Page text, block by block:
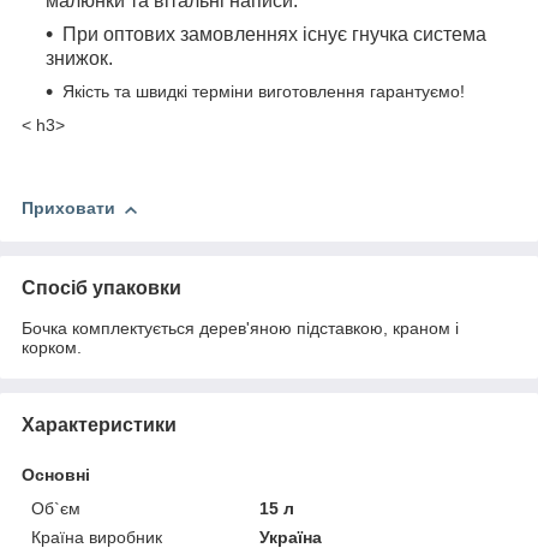
При оптових замовленнях існує гнучка система
знижок.
Якість та швидкі терміни виготовлення гарантуємо!
< h3>
Приховати
Спосіб упаковки
Бочка комплектується дерев'яною підставкою, краном і
корком.
Характеристики
Основні
Об`єм
15 л
Країна виробник
Україна